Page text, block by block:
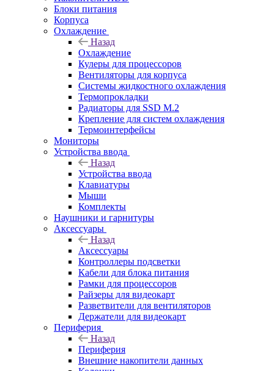
Блоки питания
Корпуса
Охлаждение
Назад
Охлаждение
Кулеры для процессоров
Вентиляторы для корпуса
Системы жидкостного охлаждения
Термопрокладки
Радиаторы для SSD M.2
Крепление для систем охлаждения
Термоинтерфейсы
Мониторы
Устройства ввода
Назад
Устройства ввода
Клавиатуры
Мыши
Комплекты
Наушники и гарнитуры
Аксессуары
Назад
Аксессуары
Контроллеры подсветки
Кабели для блока питания
Рамки для процессоров
Райзеры для видеокарт
Разветвители для вентиляторов
Держатели для видеокарт
Периферия
Назад
Периферия
Внешние накопители данных